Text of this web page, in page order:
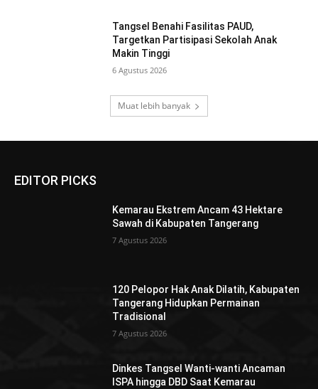
Tangsel Benahi Fasilitas PAUD,
Targetkan Partisipasi Sekolah Anak
Makin Tinggi
6 Agustus 2026
Muat lebih banyak
EDITOR PICKS
Kemarau Ekstrem Ancam 43 Hektare
Sawah di Kabupaten Tangerang
7 Agustus 2026
120 Pelopor Hak Anak Dilatih, Kabupaten
Tangerang Hidupkan Permainan
Tradisional
7 Agustus 2026
Dinkes Tangsel Wanti-wanti Ancaman
ISPA hingga DBD Saat Kemarau